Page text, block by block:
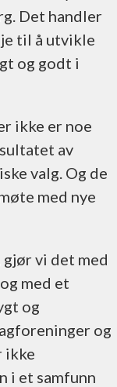
Det handler
til å utvikle
og godt i
ikke er noe
av
valg. Og de
med nye
vi det med
med et
og
og
ikke
i et samfunn